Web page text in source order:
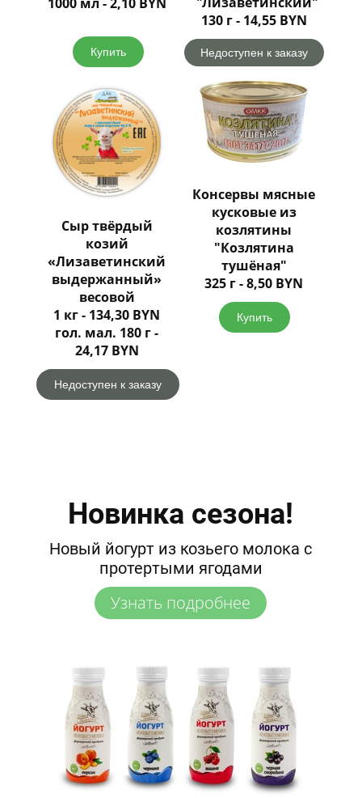
Купить
Сыр твёрдый
козий
«Лизаветинский
выдержанный»
весовой
1 кг - 134,30 BYN
гол. мал. 180 г -
24,17 BYN
Недоступен к заказу
130 г - 14,55 BYN
Недоступен к заказу
Консервы мясные
кусковые из
козлятины
"Козлятина
тушёная"
325 г - 8,50 BYN
Купить
Новинка сезона!
Новый йогурт из козьего молока c
протертыми ягодами
Узнать подробнее